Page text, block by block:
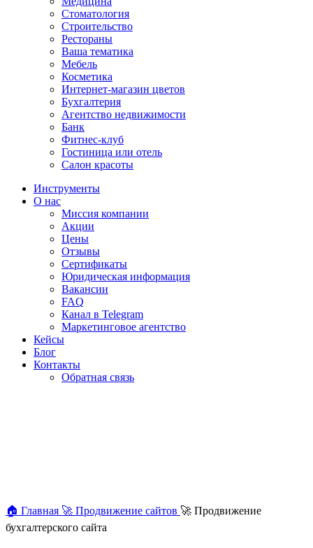
Стоматология
Строительство
Рестораны
Ваша тематика
Мебель
Косметика
Интернет-магазин цветов
Бухгалтерия
Агентство недвижимости
Банк
Фитнес-клуб
Гостиница или отель
Салон красоты
Инструменты
О нас
Миссия компании
Акции
Цены
Отзывы
Сертификаты
Юридическая информация
Вакансии
FAQ
Канал в Telegram
Маркетинговое агентство
Кейсы
Блог
Контакты
Обратная связь
🏠 Главная 🚀 Продвижение сайтов 🚀 Продвижение
бухгалтерского сайта